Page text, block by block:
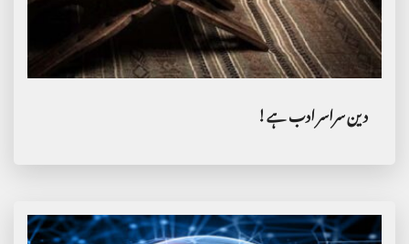
دین سراسر ادب ہے!